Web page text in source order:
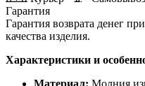
Гарантия
Гарантия возврата денег
качества изделия.
Характеристики и
Материал: Молния